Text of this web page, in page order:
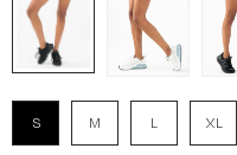
S M L XL